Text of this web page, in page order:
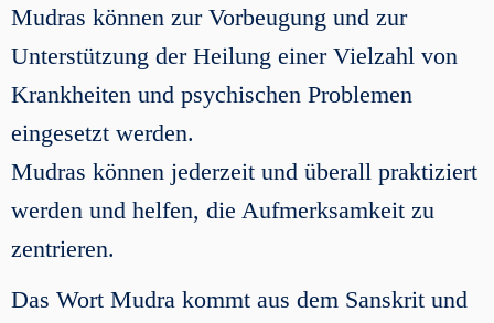
Mudras können zur Vorbeugung und zur
Unterstützung der Heilung einer Vielzahl von
Krankheiten und psychischen Problemen
eingesetzt werden.
Mudras können jederzeit und überall praktiziert
werden und helfen, die Aufmerksamkeit zu
zentrieren.
Das Wort Mudra kommt aus dem Sanskrit und